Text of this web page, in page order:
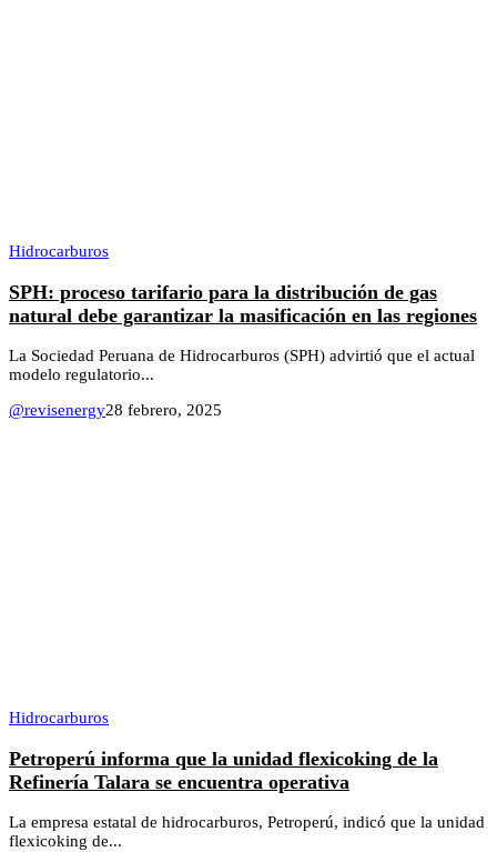
Hidrocarburos
SPH: proceso tarifario para la distribución de gas
natural debe garantizar la masificación en las regiones
La Sociedad Peruana de Hidrocarburos (SPH) advirtió que el actual
modelo regulatorio...
@revisenergy28 febrero, 2025
Hidrocarburos
Petroperú informa que la unidad flexicoking de la
Refinería Talara se encuentra operativa
La empresa estatal de hidrocarburos, Petroperú, indicó que la unidad
flexicoking de...